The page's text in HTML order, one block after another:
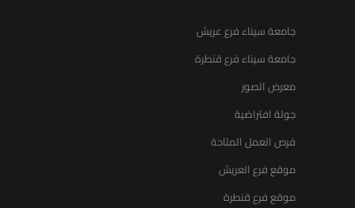
جامعة سيناء فرع عريش
جامعة سيناء فرع قنطرة
معرض الصور
جولة افتراضية
فرص العمل المتاحة
موقع فرع العريش
موقع فرع قنطرة